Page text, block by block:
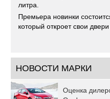
литра.
Премьера новинки
который откроет свои
НОВОСТИ МАРКИ
Оценка